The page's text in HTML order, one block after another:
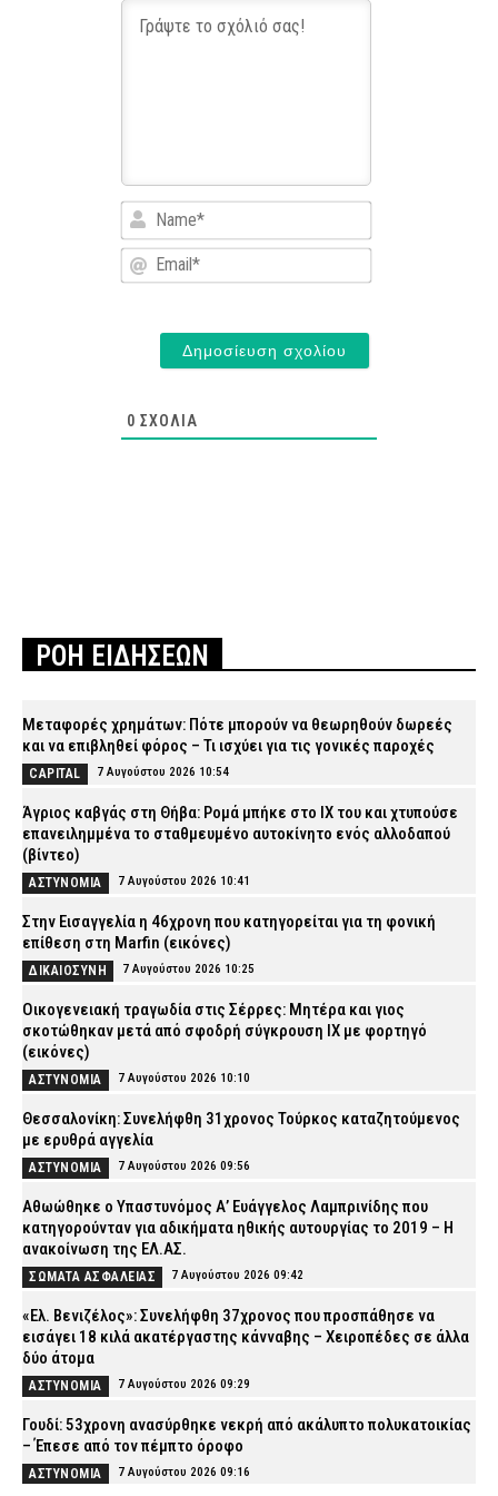
Name*
Email*
0 ΣΧΌΛΙΑ
ΡΟΗ ΕΙΔΗΣΕΩΝ
Μεταφορές χρημάτων: Πότε μπορούν να θεωρηθούν δωρεές
και να επιβληθεί φόρος – Τι ισχύει για τις γονικές παροχές
CAPITAL 7 Αυγούστου 2026 10:54
Άγριος καβγάς στη Θήβα: Ρομά μπήκε στο ΙΧ του και χτυπούσε
επανειλημμένα το σταθμευμένο αυτοκίνητο ενός αλλοδαπού
(βίντεο)
ΑΣΤΥΝΟΜΙΑ 7 Αυγούστου 2026 10:41
Στην Εισαγγελία η 46χρονη που κατηγορείται για τη φονική
επίθεση στη Marfin (εικόνες)
ΔΙΚΑΙΟΣΥΝΗ 7 Αυγούστου 2026 10:25
Οικογενειακή τραγωδία στις Σέρρες: Μητέρα και γιος
σκοτώθηκαν μετά από σφοδρή σύγκρουση ΙΧ με φορτηγό
(εικόνες)
ΑΣΤΥΝΟΜΙΑ 7 Αυγούστου 2026 10:10
Θεσσαλονίκη: Συνελήφθη 31χρονος Τούρκος καταζητούμενος
με ερυθρά αγγελία
ΑΣΤΥΝΟΜΙΑ 7 Αυγούστου 2026 09:56
Αθωώθηκε ο Υπαστυνόμος Α’ Ευάγγελος Λαμπρινίδης που
κατηγορούνταν για αδικήματα ηθικής αυτουργίας το 2019 – Η
ανακοίνωση της ΕΛ.ΑΣ.
ΣΩΜΑΤΑ ΑΣΦΑΛΕΙΑΣ 7 Αυγούστου 2026 09:42
«Ελ. Βενιζέλος»: Συνελήφθη 37χρονος που προσπάθησε να
εισάγει 18 κιλά ακατέργαστης κάνναβης – Χειροπέδες σε άλλα
δύο άτομα
ΑΣΤΥΝΟΜΙΑ 7 Αυγούστου 2026 09:29
Γουδί: 53χρονη ανασύρθηκε νεκρή από ακάλυπτο πολυκατοικίας
– Έπεσε από τον πέμπτο όροφο
ΑΣΤΥΝΟΜΙΑ 7 Αυγούστου 2026 09:16